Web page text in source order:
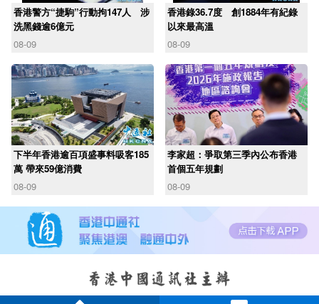
香港警方“捷駒”行動拘147人 涉
洗黑錢逾6億元
08-09
香港錄36.7度 創1884年有紀錄
以來最高溫
08-09
下半年香港逾百項盛事料吸客185
萬 帶來59億消費
08-09
李家超：爭取第三季內公布香港
首個五年規劃
08-09